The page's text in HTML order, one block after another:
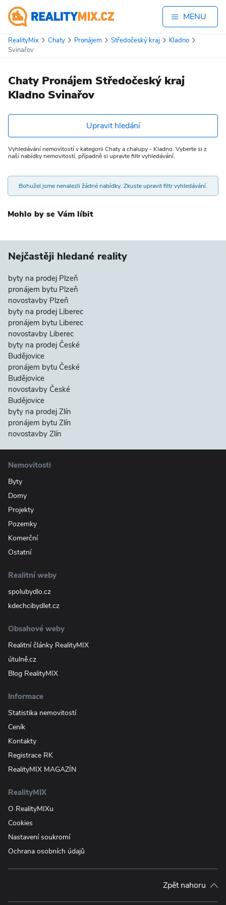
MENU
RealityMix Chaty Pronájem Středočeský kraj
Kladno
Svinařov
Chaty Pronájem Středočeský kraj
Kladno Svinařov
Upravit hledání
Vyhledávání nemovitostí v kategorii Chaty a chalupy - Kladno. Vyberte si z
naší nabídky nemovitostí, případně si upravte filtr vyhledávání.
Bohužel jsme nenalezli žádné nabídky. Zkuste upravit filtr vyhledávání.
Mohlo by se Vám líbit
Nejčastěji hledané reality
byty na prodej Plzeň
pronájem bytu Plzeň
novostavby Plzeň
byty na prodej Liberec
pronájem bytu Liberec
novostavby Liberec
byty na prodej České
Budějovice
pronájem bytu České
Budějovice
novostavby České
Budějovice
byty na prodej Zlín
pronájem bytu Zlín
novostavby Zlín
Nemovitosti
Byty
Domy
Projekty
Pozemky
Komerční
Ostatní
Realitní weby
spolubydlo.cz
kdechcibydlet.cz
Obsahové weby
Realitní články RealityMIX
útulně.cz
Blog RealityMIX
Informace
Statistika nemovitostí
Ceník
Kontakty
Registrace RK
RealityMIX MAGAZÍN
RealityMIX
O RealityMIXu
Cookies
Nastavení soukromí
Ochrana osobních údajů
Zpět nahoru